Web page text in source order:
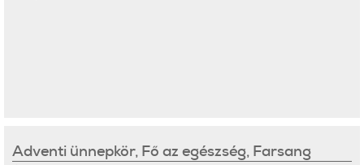
Adventi ünnepkör, Fő az egészség, Farsang